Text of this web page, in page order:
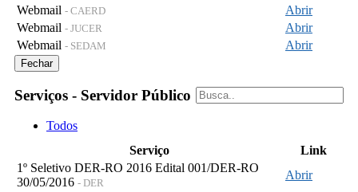
Webmail - CAERD
Abrir
Webmail - JUCER
Abrir
Webmail - SEDAM Abrir
Fechar
Serviços - Servidor Público
Todos
Serviço
Link
1º Seletivo DER-RO 2016 Edital 001/DER-RO
30/05/2016 - DER
Abrir